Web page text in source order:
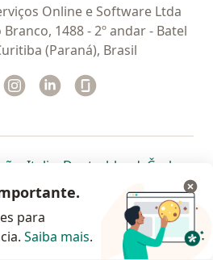
Online e Software Ltda
1488 - 2º andar - Batel
(Paraná), Brasil
Facebook
abre num novo separador
Instagram
abre num novo separador
Linkedin
abre num novo
separador
num novo separador
abre num novo separador
Italia abre num novo
Deutschlandabre num
Česko
separador
num novo separador
abre num novo separador
Brasil abre num novoabre num
abre
Colombia abre num novo
© 2026 - Agende agora sua
para
Saiba mais.